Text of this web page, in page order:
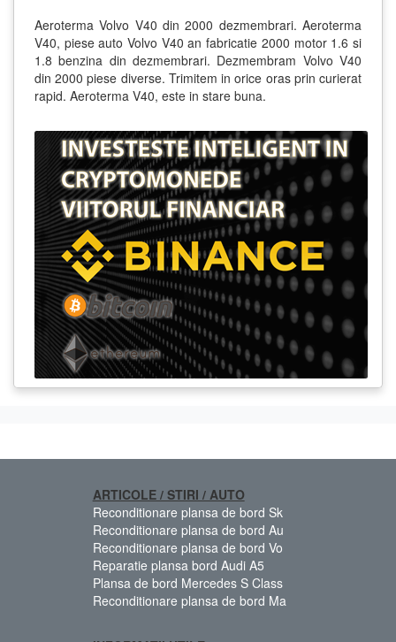
Aeroterma Volvo V40 din 2000 dezmembrari. Aeroterma
V40, piese auto Volvo V40 an fabricatie 2000 motor 1.6 si
1.8 benzina din dezmembrari. Dezmembram Volvo V40
din 2000 piese diverse. Trimitem in orice oras prin curierat
rapid. Aeroterma V40, este in stare buna.
ARTICOLE / STIRI / AUTO
Reconditionare plansa de bord Sk
Reconditionare plansa de bord Au
Reconditionare plansa de bord Vo
Reparatie plansa bord Audi A5
Plansa de bord Mercedes S Class
Reconditionare plansa de bord Ma